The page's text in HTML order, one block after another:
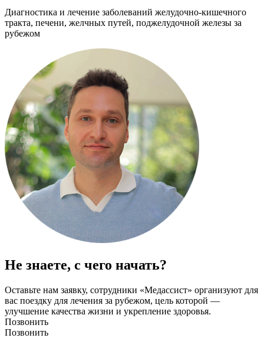
Диагностика и лечение заболеваний желудочно-кишечного
тракта, печени, желчных путей, поджелудочной железы за
рубежом
Не знаете, с чего начать?
Оставьте нам заявку, сотрудники «Медассист» организуют для
вас поездку для лечения за рубежом, цель которой —
улучшение качества жизни и укрепление здоровья.
Позвонить
Позвонить